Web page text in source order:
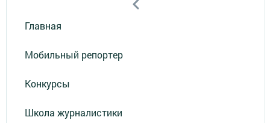
Главная
Мобильный репортер
Конкурсы
Школа журналистики